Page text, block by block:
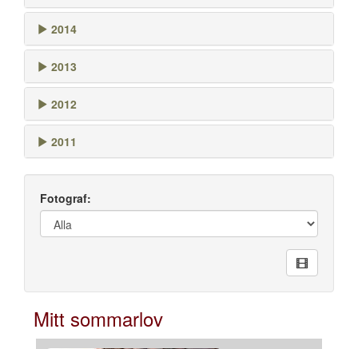
2014
2013
2012
2011
Fotograf:
Mitt sommarlov